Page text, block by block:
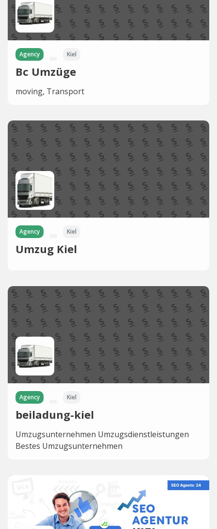
Agency Kiel
Bc Umzüge
moving, Transport
Agency Kiel
Umzug Kiel
Agency Kiel
beiladung-kiel
Umzugsunternehmen Umzugsdienstleistungen
Bestes Umzugsunternehmen